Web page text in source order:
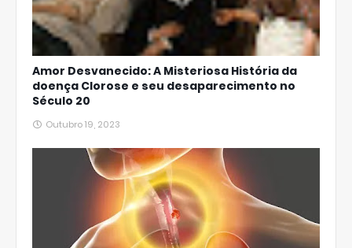
Amor Desvanecido: A Misteriosa História da
doença Clorose e seu desaparecimento no
Século 20
Outubro 19, 2023